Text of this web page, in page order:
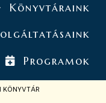
Könyvtáraink
Programok
KÖNYVTÁR